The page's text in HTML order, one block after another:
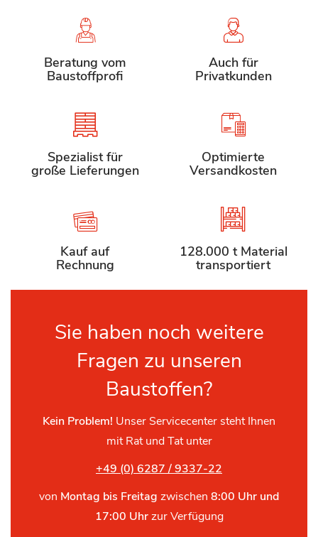
Beratung vom
Baustoffprofi
Auch für
Privatkunden
Spezialist für
große Lieferungen
Optimierte
Versandkosten
Kauf auf
Rechnung
128.000 t Material
transportiert
Sie haben noch weitere
Fragen zu unseren
Baustoffen?
Kein Problem! Unser Servicecenter steht Ihnen
mit Rat und Tat unter
+49 (0) 6287 / 9337-22
von Montag bis Freitag zwischen 8:00 Uhr und
17:00 Uhrzur Verfügung